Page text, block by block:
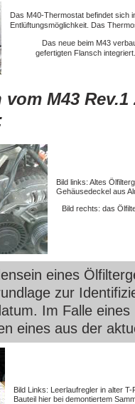
Das M40-Thermostat befindet sich
Entlüftungsmöglichkeit. Das
Das neue beim M43
gefertigten Flansch
M43
Bild links: Altes
Gehäusedeckel aus
Bild rechts: das
eines
zur
Im Falle
eines aus der
Bild Links: Leerlaufregler in alter
Bauteil hier bei demontiertem